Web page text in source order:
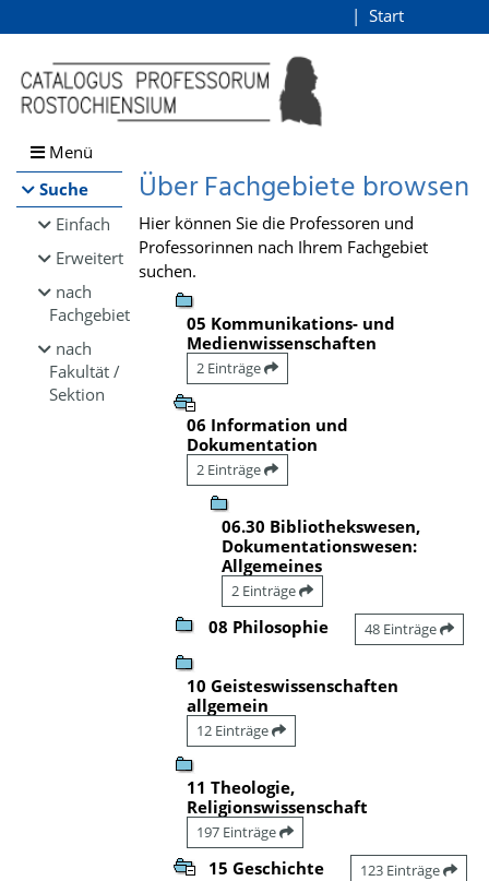
Browsen
direkt zum Inhalt
Start
Menü
Suche
Einfach
Erweitert
nach
Fachgebiet
nach
Fakultät /
Sektion
Über Fachgebiete browsen
Hier können Sie die Professoren und
Professorinnen nach Ihrem Fachgebiet
suchen.
05 Kommunikations- und
Medienwissenschaften
2 Einträge
06 Information und
Dokumentation
2 Einträge
06.30 Bibliothekswesen,
Dokumentationswesen:
Allgemeines
2 Einträge
08 Philosophie 48 Einträge
10 Geisteswissenschaften
allgemein
12 Einträge
11 Theologie,
Religionswissenschaft
197 Einträge
15 Geschichte 123 Einträge